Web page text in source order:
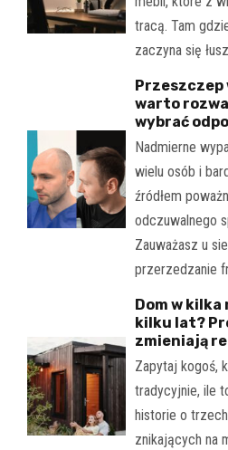
tracą. Tam
zaczyna się
Przeszczep
warto
wybrać
Nadmierne
wielu osób i
źródłem
odczuwalnego
Zauważasz u
przerzedzanie
Dom w
kilku lat?
zmieniają
Zapytaj kogoś,
tradycyjnie, ile
historie o
znikających na